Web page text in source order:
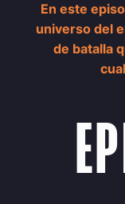
En este
universo del
de batalla